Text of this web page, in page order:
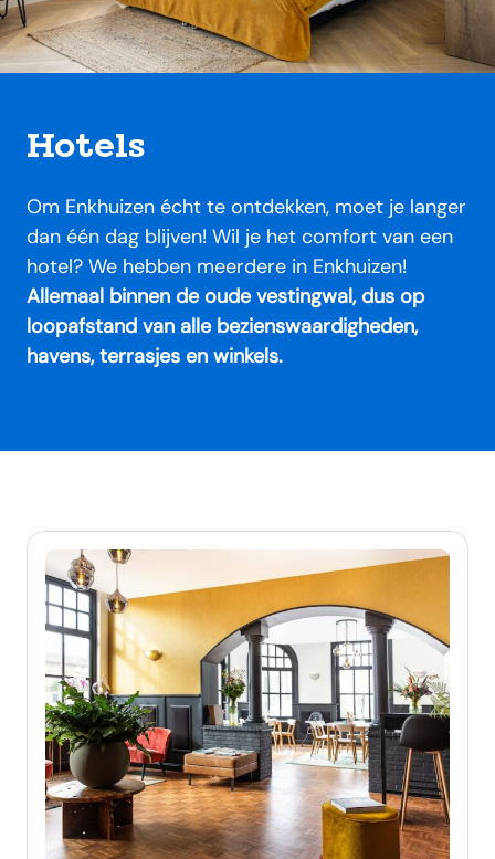
Hotels
Om Enkhuizen écht te ontdekken, moet je langer
dan één dag blijven! Wil je het comfort van een
hotel? We hebben meerdere in Enkhuizen!
Allemaal binnen de oude vestingwal, dus op
loopafstand van alle bezienswaardigheden,
havens, terrasjes en winkels.